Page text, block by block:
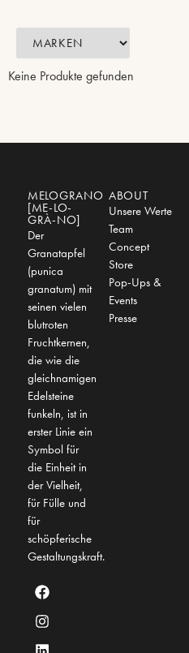
Keine Produkte gefunden
MELOGRANO
[ME-LO-
GRÀ-NO]
Der
Granatapfel
(punica
granatum) mit
seinen vielen
blutroten
Fruchtkernen,
die wie die
gleichnamigen
Edelsteine
funkeln, ist in
erster Linie ein
Symbol für
die Einheit in
der Vielheit,
für Fülle und
für
schöpferische
Gestaltungskraft.
ABOUT
Unsere Werte
Team
Concept
Store
Pop-Ups &
Events
Presse